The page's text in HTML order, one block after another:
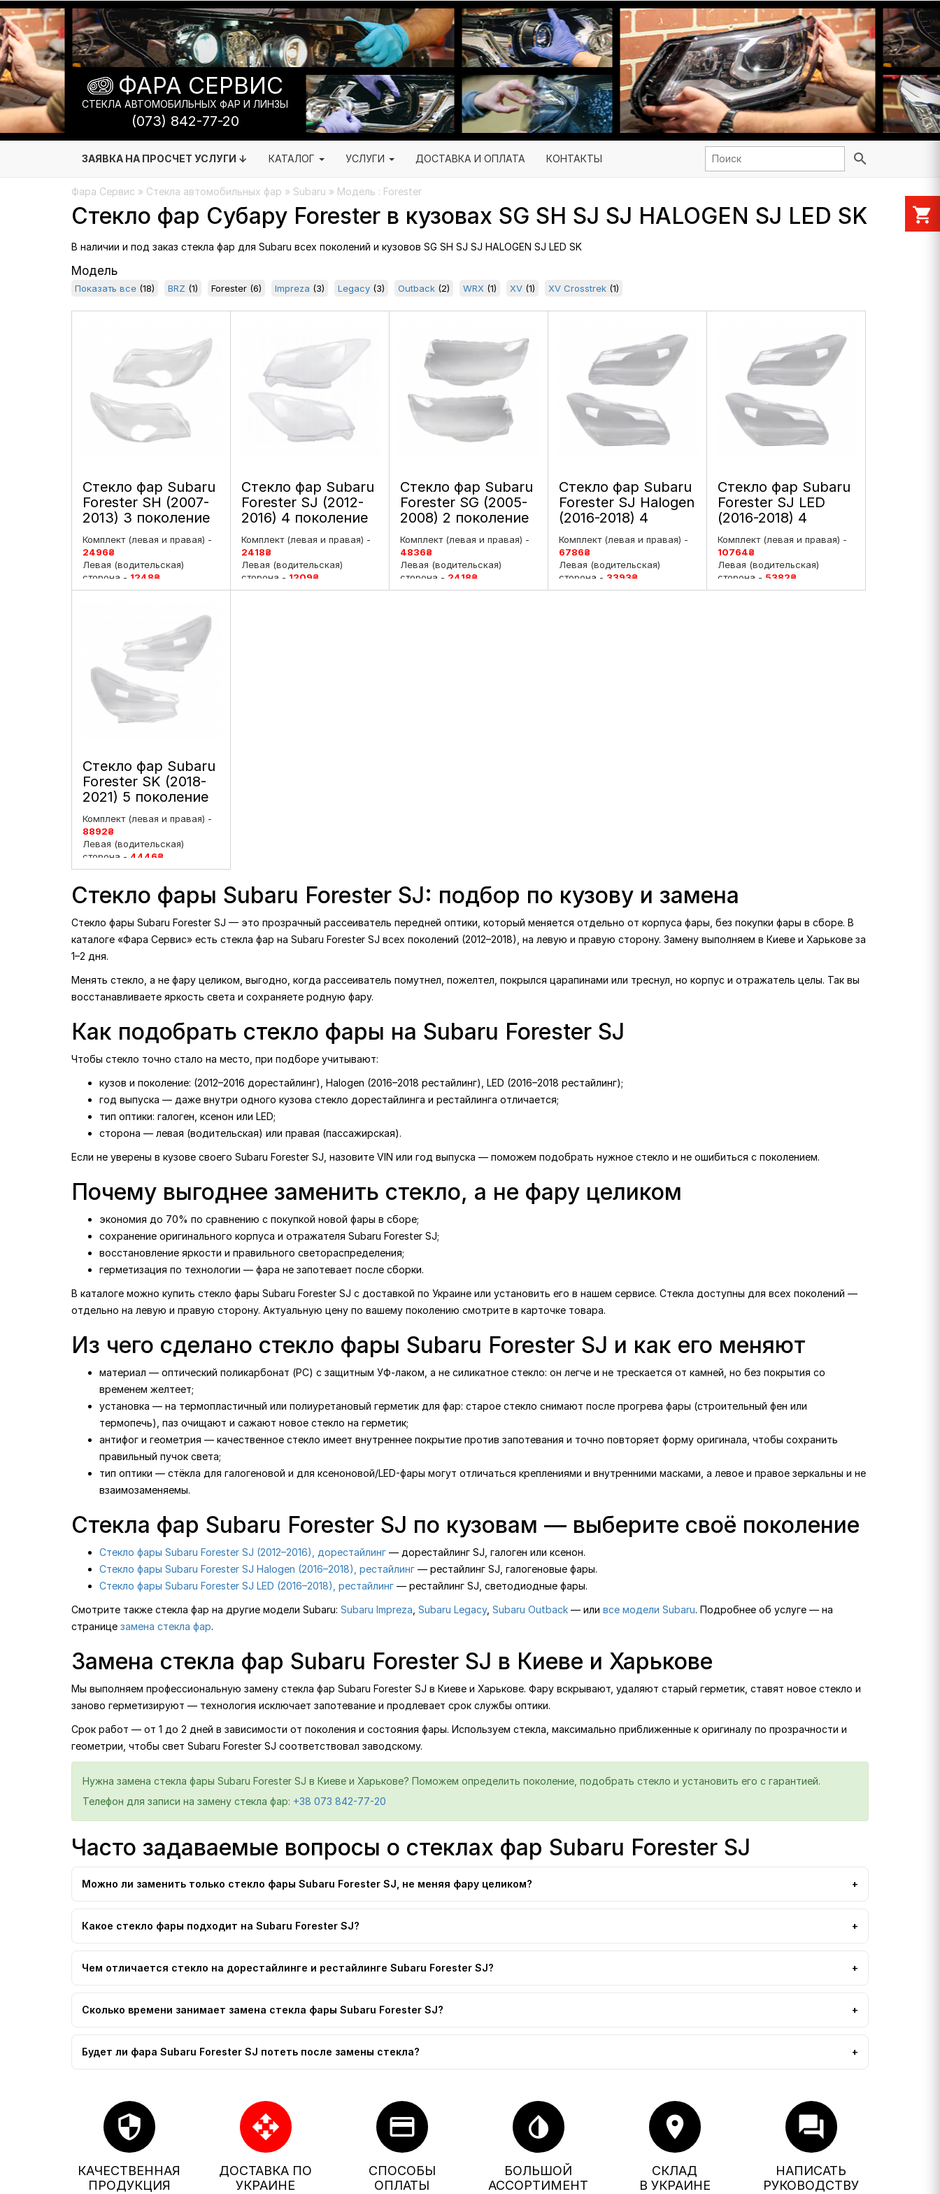
Фара Сервис » Стекла автомобильных фар » Subaru » Модель : Forester
Стекло фар Субару Forester в кузовах SG SH SJ SJ HALOGEN SJ LED SK
В наличии и под заказ стекла фар для Subaru всех поколений и кузовов SG SH SJ SJ HALOGEN SJ LED SK
Модель
Показать все (18) BRZ (1) Forester (6) Impreza (3) Legacy (3) Outback (2) WRX (1) XV (1) XV Crosstrek (1)
Стекло фар Subaru
Forester SH (2007-
2013) 3 поколение
левое и правое
Комплект (левая и правая) -
2496₴
Левая (водительская)
сторона - 1248₴
Правая (пассажирская)
Стекло фар Subaru
Forester SJ (2012-
2016) 4 поколение
дорестайлинг
левое и правое
Комплект (левая и правая) -
2418₴
Левая (водительская)
сторона - 1209₴
Правая (пассажирская)
Стекло фар Subaru
Forester SG (2005-
2008) 2 поколение
рестайлинг левое
и правое
Комплект (левая и правая) -
4836₴
Левая (водительская)
сторона - 2418₴
Правая (пассажирская)
Стекло фар Subaru
Forester SJ Halogen
(2016-2018) 4
поколение
рестайлинг левое
и правое
Комплект (левая и правая) -
6786₴
Левая (водительская)
сторона - 3393₴
Правая (пассажирская)
Стекло фар Subaru
Forester SJ LED
(2016-2018) 4
поколение
рестайлинг левое
и правое
Комплект (левая и правая) -
10764₴
Левая (водительская)
сторона - 5382₴
Правая (пассажирская)
Стекло фар Subaru
Forester SK (2018-
2021) 5 поколение
дорестайлинг
левое и правое
Комплект (левая и правая) -
8892₴
Левая (водительская)
сторона - 4446₴
Правая (пассажирская)
Стекло фары Subaru Forester SJ: подбор по кузову и замена
Стекло фары Subaru Forester SJ — это прозрачный рассеиватель передней оптики, который меняется отдельно от корпуса фары, без покупки фары в сборе. В
каталоге «Фара Сервис» есть стекла фар на Subaru Forester SJ всех поколений (2012–2018), на левую и правую сторону. Замену выполняем в Киеве и Харькове за
1–2 дня.
Менять стекло, а не фару целиком, выгодно, когда рассеиватель помутнел, пожелтел, покрылся царапинами или треснул, но корпус и отражатель целы. Так вы
восстанавливаете яркость света и сохраняете родную фару.
Как подобрать стекло фары на Subaru Forester SJ
Чтобы стекло точно стало на место, при подборе учитывают:
кузов и поколение: (2012–2016 дорестайлинг), Halogen (2016–2018 рестайлинг), LED (2016–2018 рестайлинг);
год выпуска — даже внутри одного кузова стекло дорестайлинга и рестайлинга отличается;
тип оптики: галоген, ксенон или LED;
сторона — левая (водительская) или правая (пассажирская).
Если не уверены в кузове своего Subaru Forester SJ, назовите VIN или год выпуска — поможем подобрать нужное стекло и не ошибиться с поколением.
Почему выгоднее заменить стекло, а не фару целиком
экономия до 70% по сравнению с покупкой новой фары в сборе;
сохранение оригинального корпуса и отражателя Subaru Forester SJ;
восстановление яркости и правильного светораспределения;
герметизация по технологии — фара не запотевает после сборки.
В каталоге можно купить стекло фары Subaru Forester SJ с доставкой по Украине или установить его в нашем сервисе. Стекла доступны для всех поколений —
отдельно на левую и правую сторону. Актуальную цену по вашему поколению смотрите в карточке товара.
Из чего сделано стекло фары Subaru Forester SJ и как его меняют
материал — оптический поликарбонат (PC) с защитным УФ-лаком, а не силикатное стекло: он легче и не трескается от камней, но без покрытия со
временем желтеет;
установка — на термопластичный или полиуретановый герметик для фар: старое стекло снимают после прогрева фары (строительный фен или
термопечь), паз очищают и сажают новое стекло на герметик;
антифог и геометрия — качественное стекло имеет внутреннее покрытие против запотевания и точно повторяет форму оригинала, чтобы сохранить
правильный пучок света;
тип оптики — стёкла для галогеновой и для ксеноновой/LED-фары могут отличаться креплениями и внутренними масками, а левое и правое зеркальны и не
взаимозаменяемы.
Стекла фар Subaru Forester SJ по кузовам — выберите своё поколение
Стекло фары Subaru Forester SJ (2012–2016), дорестайлинг — дорестайлинг SJ, галоген или ксенон.
Стекло фары Subaru Forester SJ Halogen (2016–2018), рестайлинг — рестайлинг SJ, галогеновые фары.
Стекло фары Subaru Forester SJ LED (2016–2018), рестайлинг — рестайлинг SJ, светодиодные фары.
Смотрите также стекла фар на другие модели Subaru: Subaru Impreza Subaru Legacy, Subaru Outback — или все модели Subaru. Подробнее об услуге — на
странице замена стекла фар.
Замена стекла фар Subaru Forester SJ в Киеве и Харькове
Мы выполняем профессиональную замену стекла фар Subaru Forester SJ в Киеве и Харькове. Фару вскрывают, удаляют старый герметик, ставят новое стекло и
заново герметизируют — технология исключает запотевание и продлевает срок службы оптики.
Срок работ — от 1 до 2 дней в зависимости от поколения и состояния фары. Используем стекла, максимально приближенные к оригиналу по прозрачности и
геометрии, чтобы свет Subaru Forester SJ соответствовал заводскому.
Нужна замена стекла фары Subaru Forester SJ в Киеве и Харькове? Поможем определить поколение, подобрать стекло и установить его с гарантией.
Телефон для записи на замену стекла фар: +38 073 842-77-20
Часто задаваемые вопросы о стеклах фар Subaru Forester SJ
Можно ли заменить только стекло фары Subaru Forester SJ, не меняя фару целиком?
Какое стекло фары подходит на Subaru Forester SJ?
Чем отличается стекло на дорестайлинге и рестайлинге Subaru Forester SJ?
Сколько времени занимает замена стекла фары Subaru Forester SJ?
Будет ли фара Subaru Forester SJ потеть после замены стекла?
security
КАЧЕСТВЕННАЯ
ПРОДУКЦИЯ
open_with
ДОСТАВКА ПО
УКРАИНЕ
credit_card
СПОСОБЫ
ОПЛАТЫ
invert_colors
БОЛЬШОЙ
АССОРТИМЕНТ
location_on
СКЛАД
В УКРАИНЕ
forum
НАПИСАТЬ
РУКОВОДСТВУ
ФАРА СЕРВИС
СТЕКЛА АВТОМОБИЛЬНЫХ ФАР И ЛИНЗЫ
(073) 842-77-20
ЗАЯВКА НА ПРОСЧЕТ УСЛУГИ ↓ КАТАЛОГ УСЛУГИ ДОСТАВКА И ОПЛАТА КОНТАКТЫ search
shopping_cart